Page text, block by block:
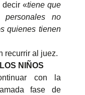
decir «tiene que
no
quienes tienen
recurrir al juez.
NIÑOS
con la
fase de